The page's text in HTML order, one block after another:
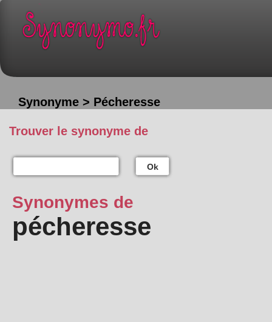
Synonyme > Pécheresse
Trouver le synonyme de
Ok
Synonymes de
pécheresse